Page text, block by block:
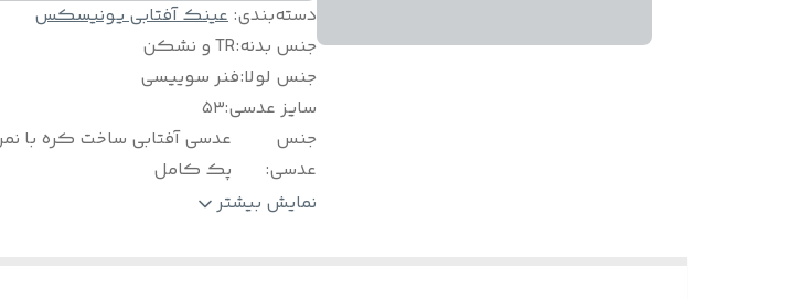
دسته‌بندی: عینک آفتابی یونیسکس
جنس بدنه:TR و نشکن
جنس لولا:فنر سوییسی
سایز عدسی:۵۳
جنس
عدسی:
عدسی آفتابی ساخت کره با
پک کامل
ساخت: ترکیه
نمایش بیشتر